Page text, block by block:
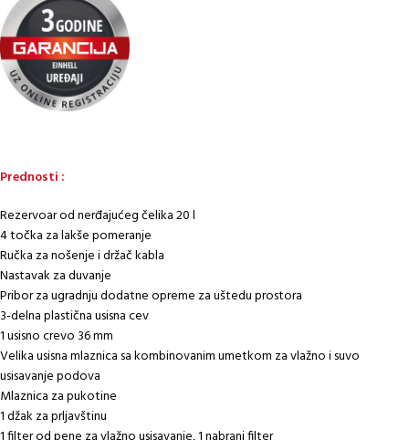
Prednosti :
Rezervoar od nerđajućeg čelika 20 l
4 točka za lakše pomeranje
Ručka za nošenje i držač kabla
Nastavak za duvanje
Pribor za ugradnju dodatne opreme za uštedu prostora
3-delna plastična usisna cev
1 usisno crevo 36 mm
Velika usisna mlaznica sa kombinovanim umetkom za vlažno i suvo
usisavanje podova
Mlaznica za pukotine
1 džak za prljavštinu